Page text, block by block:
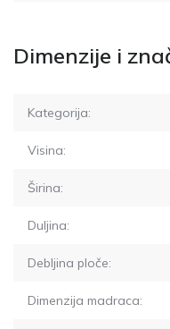
Dimenzije i
Kategorija:
Visina:
Širina:
Duljina:
Debljina ploče:
Dimenzija madraca: